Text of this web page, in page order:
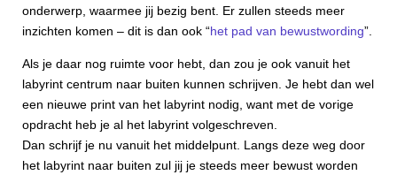
onderwerp, waarmee jij bezig bent. Er zullen steeds meer
inzichten komen – dit is dan ook “het pad van bewustwording”.
Als je daar nog ruimte voor hebt, dan zou je ook vanuit het
labyrint centrum naar buiten kunnen schrijven. Je hebt dan wel
een nieuwe print van het labyrint nodig, want met de vorige
opdracht heb je al het labyrint volgeschreven.
Dan schrijf je nu vanuit het middelpunt. Langs deze weg door
het labyrint naar buiten zul jij je steeds meer bewust worden